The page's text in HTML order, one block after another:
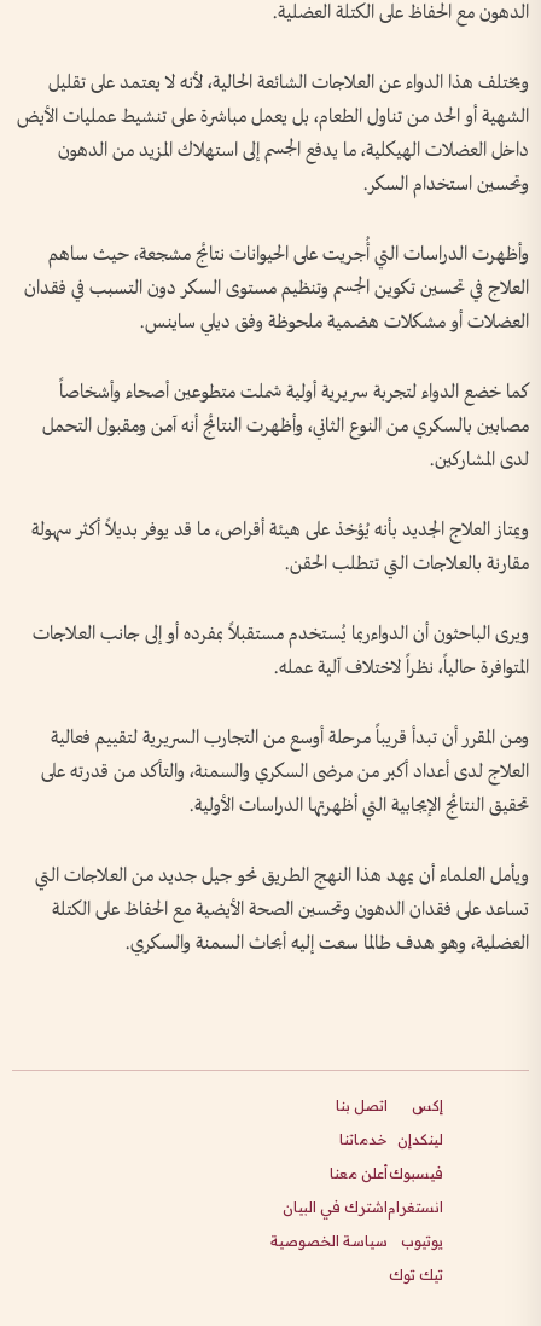
الدهون مع الحفاظ على الكتلة العضلية.
ويختلف هذا الدواء عن العلاجات الشائعة الحالية، لأنه لا يعتمد على تقليل
الشهية أو الحد من تناول الطعام، بل يعمل مباشرة على تنشيط عمليات الأيض
داخل العضلات الهيكلية، ما يدفع الجسم إلى استهلاك المزيد من الدهون
وتحسين استخدام السكر.
وأظهرت الدراسات التي أُجريت على الحيوانات نتائج مشجعة، حيث ساهم
العلاج في تحسين تكوين الجسم وتنظيم مستوى السكر دون التسبب في فقدان
العضلات أو مشكلات هضمية ملحوظة وفق ديلي ساينس.
كما خضع الدواء لتجربة سريرية أولية شملت متطوعين أصحاء وأشخاصاً
مصابين بالسكري من النوع الثاني، وأظهرت النتائج أنه آمن ومقبول التحمل
لدى المشاركين.
ويمتاز العلاج الجديد بأنه يُؤخذ على هيئة أقراص، ما قد يوفر بديلاً أكثر سهولة
مقارنة بالعلاجات التي تتطلب الحقن.
ويرى الباحثون أن الدواءربما يُستخدم مستقبلاً بمفرده أو إلى جانب العلاجات
المتوافرة حالياً، نظراً لاختلاف آلية عمله.
ومن المقرر أن تبدأ قريباً مرحلة أوسع من التجارب السريرية لتقييم فعالية
العلاج لدى أعداد أكبر من مرضى السكري والسمنة، والتأكد من قدرته على
تحقيق النتائج الإيجابية التي أظهرتها الدراسات الأولية.
ويأمل العلماء أن يمهد هذا النهج الطريق نحو جيل جديد من العلاجات التي
تساعد على فقدان الدهون وتحسين الصحة الأيضية مع الحفاظ على الكتلة
العضلية، وهو هدف طالما سعت إليه أبحاث السمنة والسكري.
إكس
لينكدإن
فيسبوك
انستغرام
يوتيوب
تيك توك
اتصل بنا
خدماتنا
أعلن معنا
اشترك في البيان
سياسة الخصوصية